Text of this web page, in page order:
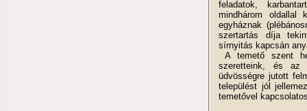
feladatok,
mindhárom oldallal
egyháznak
szertartás díja
sírnyitás kapcsán
A temető szent
szeretteink, és az
üdvösségre jutott
települést jól
temetővel